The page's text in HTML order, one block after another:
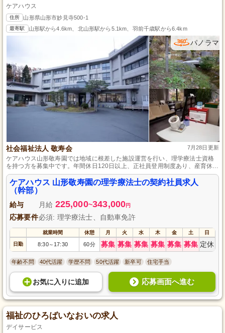
ケアハウス
住所 山形県山形市妙見寺500-1
最寄駅 山形駅から4.6km、北山形駅から5.1km、羽前千歳駅から6.4km
パノラマ
社会福祉法人 敬寿会 7月28日更新
ケアハウス山形敬寿園では地域に根差した施設運営を行い、理学療法士資格
を持つ方を募集中です。年間休日120日以上、正社員登用制度あり、産育休取
得推進など働きやすさを配慮し、あなたの技術や知識を活かし、利用者様が
安心と生きがいを感じられる支援を心掛けています。
ケアハウス 山形敬寿園の理学療法士の契約社員求人
（幹部）
給与 月給 225,000~343,000円
応募要件必須: 理学療法士、自動車免許
就業時間 休憩 月 火 水 木 金 土 日
日勤 8:30～ 17:30 60分 募集 募集 募集 募集 募集 募集 定休
年齢不問 40代活躍 学歴不問 50代活躍 新卒可 住宅手当
お気に入り に追加 応募画面へ進む
福祉のひろばいなおいの求人
デイサービス